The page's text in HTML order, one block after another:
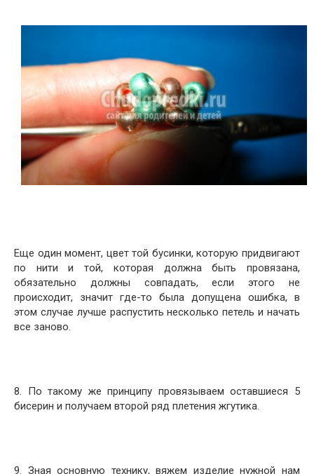
Еще один момент, цвет той бусинки, которую придвигают
по нити и той, которая должна быть провязана,
обязательно должны совпадать, если этого не
происходит, значит где-то была допущена ошибка, в
этом случае лучше распустить несколько петель и начать
все заново.
8. По такому же принципу провязываем оставшиеся 5
бисерин и получаем второй ряд плетения жгутика.
9. Зная основную технику, вяжем изделие нужной нам